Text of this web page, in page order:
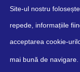
Despre Contact
Site-ul nostru
repede, informațiile
acceptarea cookie-
mai bună de navigare.